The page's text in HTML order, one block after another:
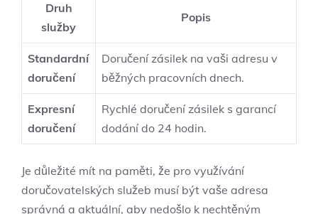
Druh
služby
Popis
Standardní
doručení
Doručení zásilek na vaši adresu v
běžných pracovních dnech.
Expresní
doručení
Rychlé doručení zásilek s garancí
dodání do 24 hodin.
Je důležité mít na paměti, že pro využívání
doručovatelských služeb musí být vaše adresa
správná a aktuální, aby nedošlo k nechtěným